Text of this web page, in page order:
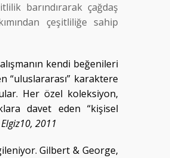
barındırarak çağdaş
çeşitliliğe sahip
kendi beğenileri
“uluslararası” karaktere
Her özel koleksiyon,
davet eden “kişisel
2011
Gilbert & George,